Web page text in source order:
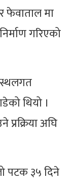
फेवाताल मा
गरिएको
स्थलगत
थियो ।
प्रक्रिया अघि
पटक ३५ दिने